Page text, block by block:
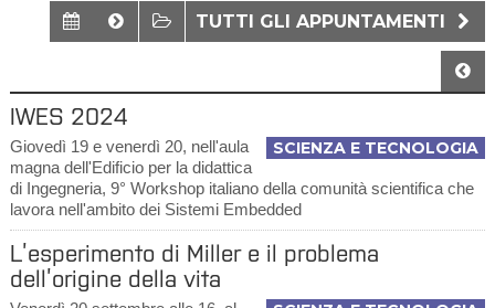
TUTTI GLI APPUNTAMENTI
IWES 2024
SCIENZA E TECNOLOGIA
Giovedì 19 e venerdì 20, nell'aula
magna dell'Edificio per la didattica
di Ingegneria, 9° Workshop italiano della comunità scientifica che
lavora nell'ambito dei Sistemi Embedded
L’esperimento di Miller e il problema
dell’origine della vita